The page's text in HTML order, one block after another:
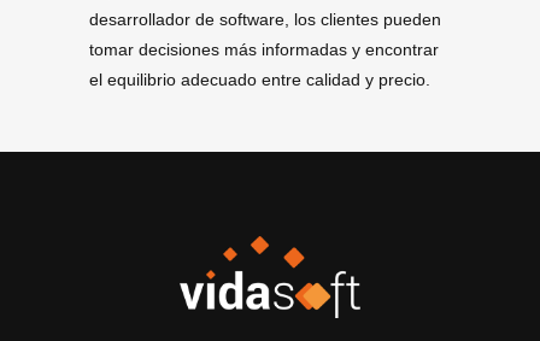
desarrollador de software, los clientes pueden
tomar decisiones más informadas y encontrar
el equilibrio adecuado entre calidad y precio.